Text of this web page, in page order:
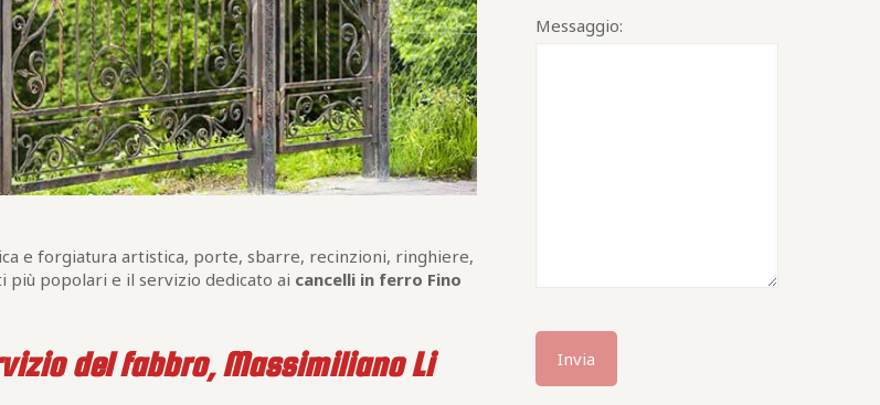
e forgiatura artistica, porte, sbarre, recinzioni, ringhiere,
popolari e il servizio dedicato ai cancelli in ferro Fino
del fabbro, Massimiliano Li
Messaggio: